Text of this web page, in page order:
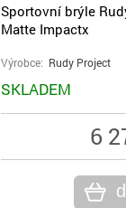
Sportovní brýle
Matte Impactx
Výrobce: Rudy Project
SKLADEM
6